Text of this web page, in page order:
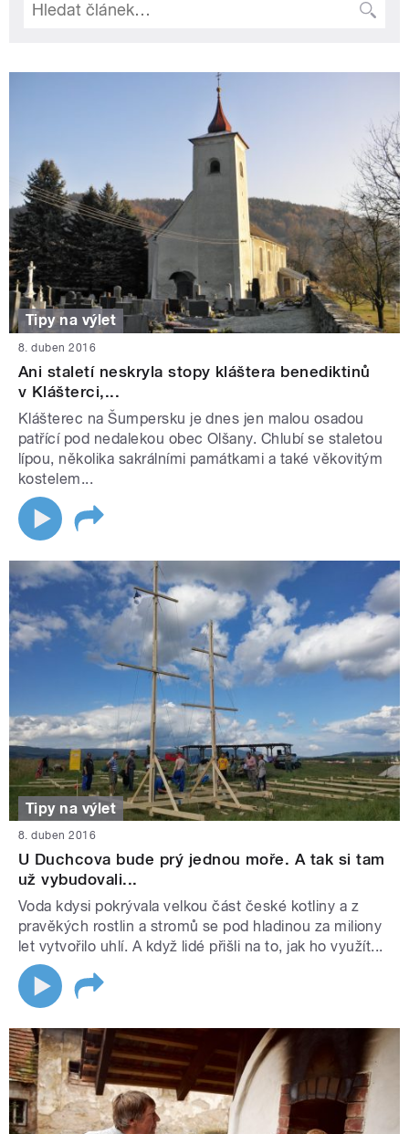
Tipy na výlet
8. duben 2016
Ani staletí neskryla stopy kláštera benediktinů
v Klášterci,...
Klášterec na Šumpersku je dnes jen malou osadou
patřící pod nedalekou obec Olšany. Chlubí se staletou
lípou, několika sakrálními památkami a také věkovitým
kostelem...
Tipy na výlet
8. duben 2016
U Duchcova bude prý jednou moře. A tak si tam
už vybudovali...
Voda kdysi pokrývala velkou část české kotliny a z
pravěkých rostlin a stromů se pod hladinou za miliony
let vytvořilo uhlí. A když lidé přišli na to, jak ho využít...